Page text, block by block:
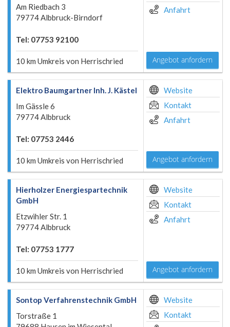
Am Riedbach 3
79774 Albbruck-Birndorf
Tel: 07753 92100
10 km Umkreis von Herrischried
Anfahrt
Angebot anfordern
Elektro Baumgartner Inh. J. Kästel
Im Gässle 6
79774 Albbruck
Tel: 07753 2446
10 km Umkreis von Herrischried
Website
Kontakt
Anfahrt
Angebot anfordern
Hierholzer Energiespartechnik
GmbH
Etzwihler Str. 1
79774 Albbruck
Tel: 07753 1777
10 km Umkreis von Herrischried
Website
Kontakt
Anfahrt
Angebot anfordern
Sontop Verfahrenstechnik GmbH
Torstraße 1
Website
Kontakt